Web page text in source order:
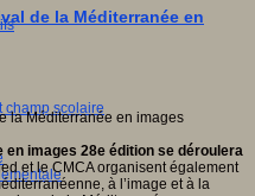
champ scolaire
de la Méditerranée en
en images 28e édition se déroulera
et le CMCA organisent également
à l’image et à la